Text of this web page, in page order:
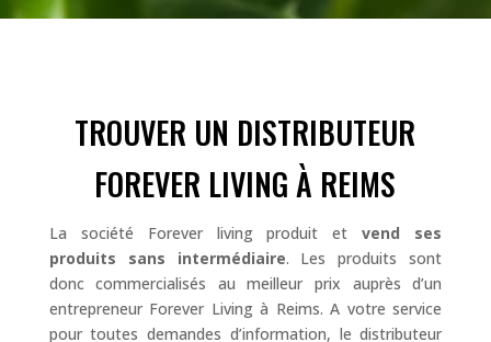
TROUVER UN DISTRIBUTEUR
FOREVER LIVING À REIMS
La société Forever living produit etvend ses
produits sans intermédiaire. Les produits sont
donc commercialisés au meilleur prix auprès d’un
entrepreneur Forever Living à Reims. A votre service
pour toutes demandes d’information, le distributeur